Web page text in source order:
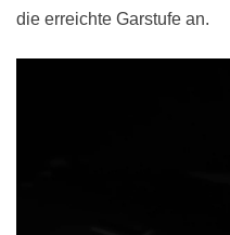
die erreichte Garstufe an.